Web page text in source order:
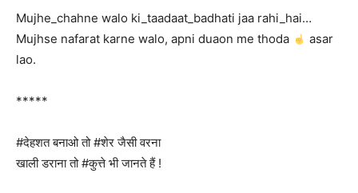
Mujhe_chahne walo ki_taadaat_badhati jaa rahi_hai…
Mujhse nafarat karne walo, apni duaon me thoda
asar
lao.
*****
#देहशत बनाओ तो #शेर जैसी वरना
खाली डराना तो #कुत्ते भी जानते हैं !